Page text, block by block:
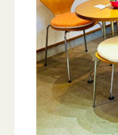
利用規約
プライバシーポリシー
Mexへのお問い合わせ